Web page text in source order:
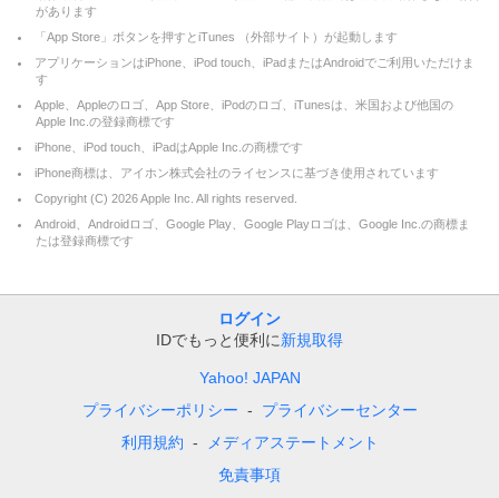
があります
「App Store」ボタンを押すとiTunes （外部サイト）が起動します
アプリケーションはiPhone、iPod touch、iPadまたはAndroidでご利用いただけま
す
Apple、Appleのロゴ、App Store、iPodのロゴ、iTunesは、米国および他国の
Apple Inc.の登録商標です
iPhone、iPod touch、iPadはApple Inc.の商標です
iPhone商標は、アイホン株式会社のライセンスに基づき使用されています
Copyright (C) 2026Apple Inc. All rights reserved.
Android、Androidロゴ、Google Play、Google Playロゴは、Google Inc.の商標ま
たは登録商標です
ログイン
IDでもっと便利に新規取得
Yahoo! JAPAN
プライバシーポリシー
プライバシーセンター
利用規約
メディアステートメント
免責事項